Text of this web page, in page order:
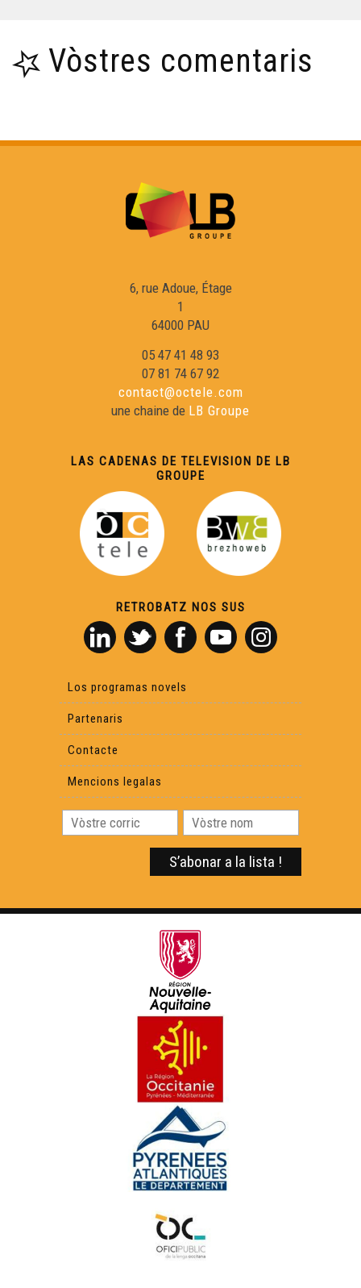
Secrets de Fred
Eracles - Los Secrets de Fred
Lo secret de Fred - Los Secrets de Fred
La boeita - Los Secrets de Fred
Sent-Robèrt - Los Secrets de Fred
La Vavetz las minas - Los Secrets de Fred
La maison Tradicionala de la Bochariá - Los Secrets de
Fred
Lo petit nenufar - Los Secrets de Fred
La capèra-jardin - Los Secrets de Fred
Lo vilatge escultat de Masgòt - Los Secrets de Fred
Lo sosterran de la regla - Los Secrets de Fred
Las istuèras mescladas - Los Secrets de Fred
La dauna blanca - Los Secrets de Fred
Lo vilatge desconegut - Los Secrets de Fred
Un encontre reiau - Los Secrets de Fred
La bòrda Darrigade - Los Secrets de Fred
Encontra dab la tortuga de Busi - Los Secrets de Fred
La terralha de Garòs e Bolhon - Los Secrets de Fred
Era hortalessa deth Portalet - Los Secrets de Fred
Lo trufandèc - Los Secrets de Fred
Vòstres comentaris
6, rue Adoue, Étage
1
64000 PAU
05 47 41 48 93
07 81 74 67 92
contact@octele.com
une chaine de LB Groupe
LAS CADENAS DE TELEVISION DE LB
GROUPE
RETROBATZ NOS SUS
Los programas novels
Partenaris
Contacte
Mencions legalas